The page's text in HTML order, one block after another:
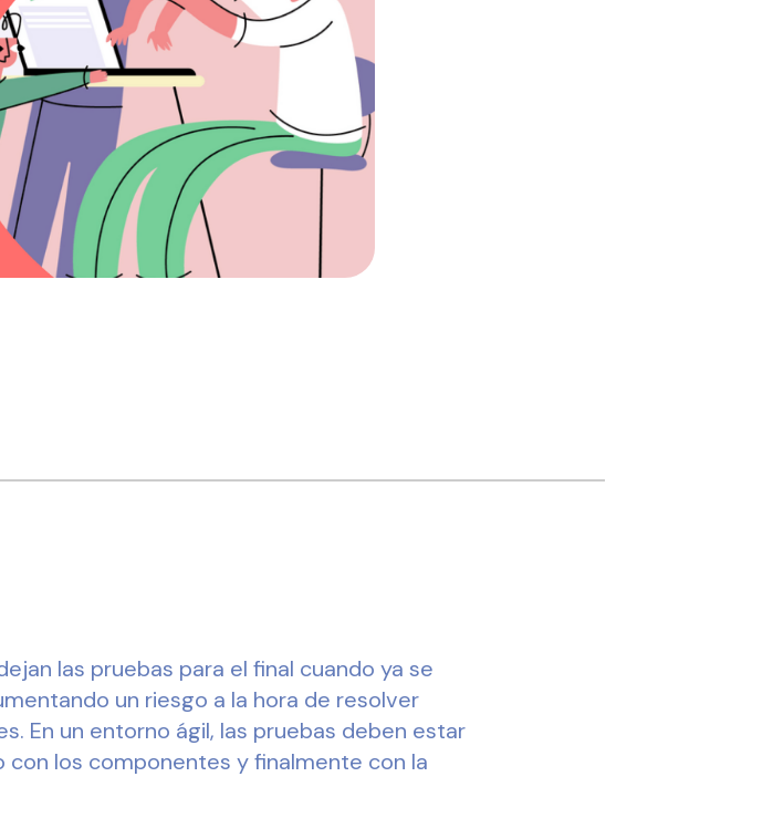
las pruebas para el final cuando ya se
un riesgo a la hora de resolver
En un entorno ágil, las pruebas deben estar
los componentes y finalmente con la